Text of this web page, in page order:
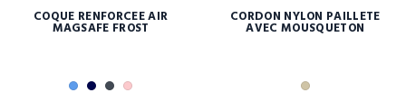
COQUE RENFORCÉE AIR
MAGSAFE FROST
BleuMarine
NoirRose
CORDON NYLON PAILLETE
AVEC MOUSQUETON
Or